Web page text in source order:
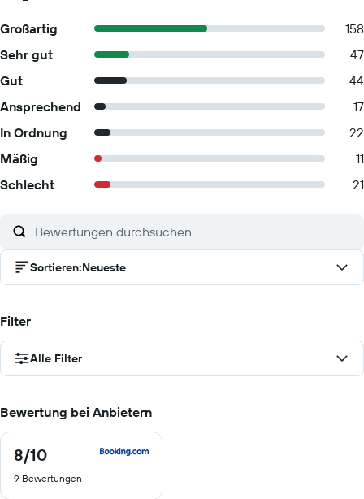
Großartig
158
Sehr gut
47
Gut
44
Ansprechend
17
In Ordnung
22
Mäßig
11
Schlecht
21
Sortieren:Neueste
Filter
Alle Filter
Bewertung bei Anbietern
8/10
8
von
10
9 Bewertungen